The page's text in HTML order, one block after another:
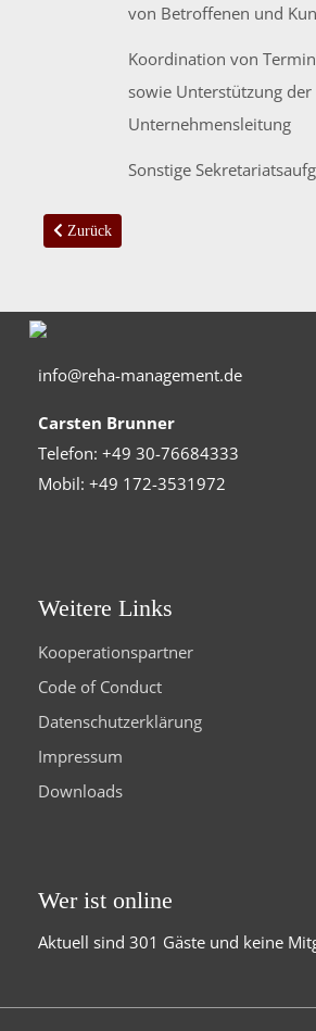
von Betroffenen und
Koordination von
sowie Unterstützung der
Unternehmensleitung
Sonstige
Vorheriger Beitrag: Kurzporträt: Friedrich
Zurück
info@reha-management.de
Carsten Brunner
Telefon: +49 30-76684333
Mobil: +49 172-3531972
Weitere Links
Kooperationspartner
Code of Conduct
Datenschutzerklärung
Impressum
Downloads
Wer ist online
Aktuell sind 301 Gäste und keine